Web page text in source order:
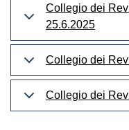
Collegio dei
25.6.2025
Collegio dei
Collegio dei